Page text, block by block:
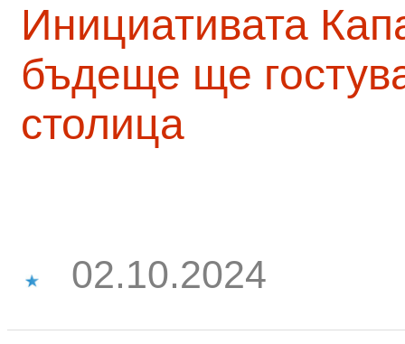
Инициативата
бъдеще ще
столица
02.10.2024